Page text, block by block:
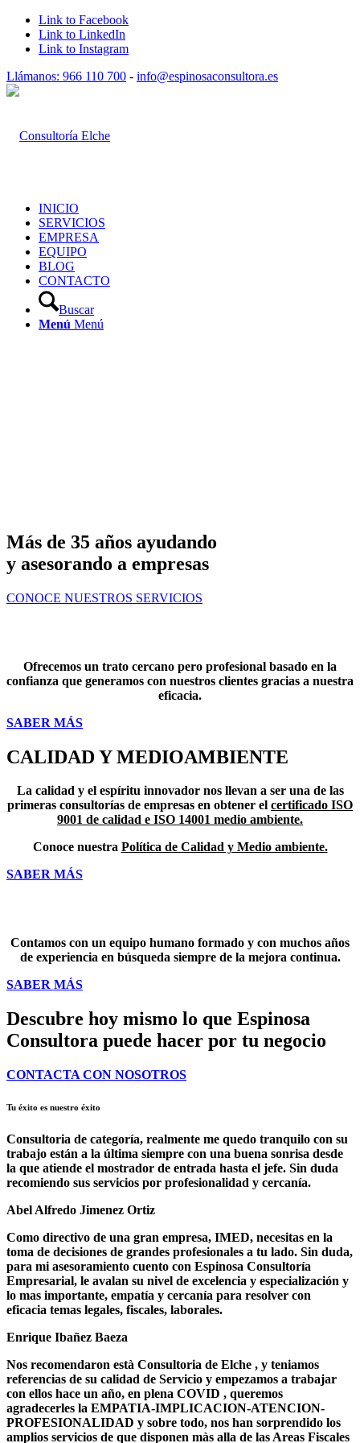
Link to Facebook
Link to LinkedIn
Link to Instagram
Llámanos: 966 110 700 - info@espinosaconsultora.es
INICIO
SERVICIOS
EMPRESA
EQUIPO
BLOG
CONTACTO
Buscar
Menú Menú
Más de 35 años ayudando
y asesorando a empresas
CONOCE NUESTROS SERVICIOS
Ofrecemos un trato cercano pero profesional basado en la
confianza que generamos con nuestros clientes gracias a nuestra
eficacia.
SABER MÁS
CALIDAD Y MEDIOAMBIENTE
La calidad y el espíritu innovador nos llevan a ser una de las
primeras consultorías de empresas en obtener el certificado ISO
9001 de calidad e ISO 14001 medio ambiente.
Conoce nuestra Política de Calidad y Medio ambiente.
SABER MÁS
Contamos con un equipo humano formado y con muchos años
de experiencia en búsqueda siempre de la mejora continua.
SABER MÁS
Descubre hoy mismo lo que Espinosa
Consultora puede hacer por tu negocio
CONTACTA CON NOSOTROS
Tu éxito es nuestro éxito
Consultoria de categoría, realmente me quedo tranquilo con su
trabajo están a la última siempre con una buena sonrisa desde
la que atiende el mostrador de entrada hasta el jefe. Sin duda
recomiendo sus servicios por profesionalidad y cercanía.
Abel Alfredo Jimenez Ortiz
Como directivo de una gran empresa, IMED, necesitas en la
toma de decisiones de grandes profesionales a tu lado. Sin duda,
para mi asesoramiento cuento con Espinosa Consultoría
Empresarial, le avalan su nivel de excelencia y especialización y
lo mas importante, empatía y cercanía para resolver con
eficacia temas legales, fiscales, laborales.
Enrique Ibañez Baeza
Nos recomendaron està Consultoria de Elche , y teniamos
referencias de su calidad de Servicio y empezamos a trabajar
con ellos hace un año, en plena COVID , queremos
agradecerles la EMPATIA-IMPLICACION-ATENCION-
PROFESIONALIDAD y sobre todo, nos han sorprendido los
amplios servicios de que disponen màs alla de las Areas Fiscales